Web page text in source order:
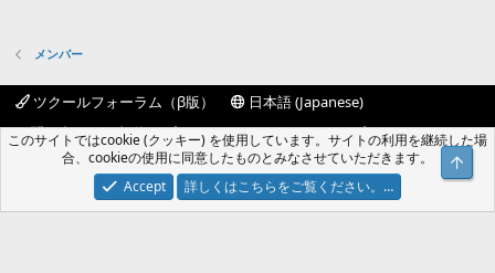
:
メンバー
ツクールフォーラム（β版）
日本語 (Japanese)
お問い合わせ
規約 プライバシーポリシー
ヘルプ
フォーラムトップ
R
S
S
Community platform by XenForo® © 2010-2024 XenForo Ltd.
このサイトではcookie (クッキー) を使用しています。サイトの利用を継続した場
合、cookieの使用に同意したものとみなさせていただきます。
Accept
詳しくはこちらをご覧ください。…
トッ